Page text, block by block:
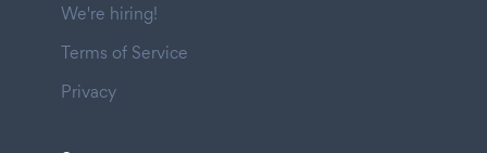
We're hiring!
Terms of Service
Privacy